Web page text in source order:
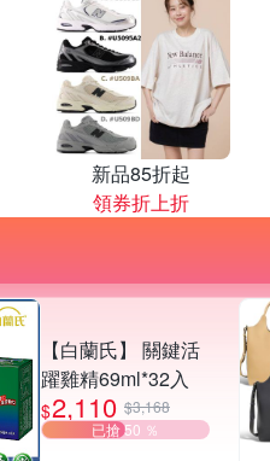
新品85折起
領券折上折
【白蘭氏】 關鍵活
躍雞精69ml*32入
$2,110 $3,168
已搶 50 ％